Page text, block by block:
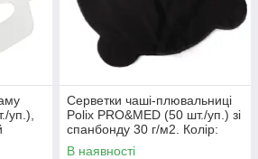
уп.),
Серветки чаші-плювальниці
Polix PRO&MED (50 шт./уп.) зі
спанбонду 30 г/м2. Колір:
чорний
В наявності